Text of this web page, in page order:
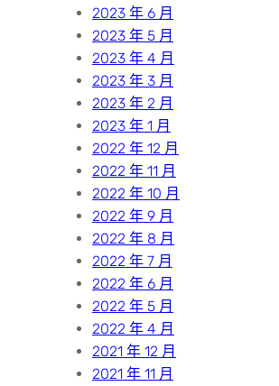
2023 年 6 月
2023 年 5 月
2023 年 4 月
2023 年 3 月
2023 年 2 月
2023 年 1 月
2022 年 12 月
2022 年 11 月
2022 年 10 月
2022 年 9 月
2022 年 8 月
2022 年 7 月
2022 年 6 月
2022 年 5 月
2022 年 4 月
2021 年 12 月
2021 年 11 月